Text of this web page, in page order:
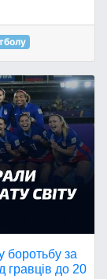
боротьбу за
гравців до 20